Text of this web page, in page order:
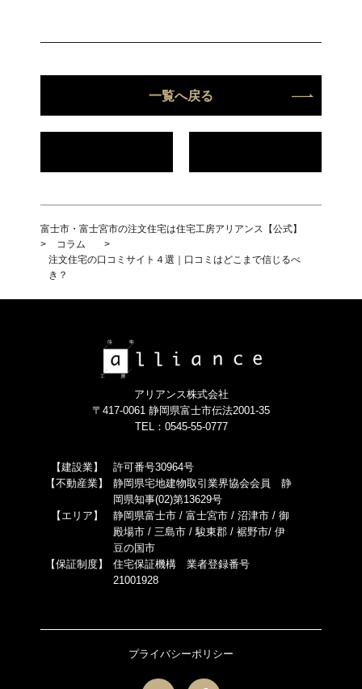
一覧へ戻る
富士市・富士宮市の注文住宅は住宅工房アリアンス【公式】
>
コラム
>
注文住宅の口コミサイト４選｜口コミはどこまで信じるべ
き？
アリアンス株式会社
〒417-0061 静岡県富士市伝法2001-35
TEL：0545-55-0777
【建設業】
許可番号30964号
【不動産業】
静岡県宅地建物取引業界協会会員 静
岡県知事(02)第13629号
【エリア】
静岡県富士市 / 富士宮市 / 沼津市 / 御
殿場市 / 三島市 / 駿東郡 / 裾野市/ 伊
豆の国市
【保証制度】
住宅保証機構 業者登録番号
21001928
プライバシーポリシー